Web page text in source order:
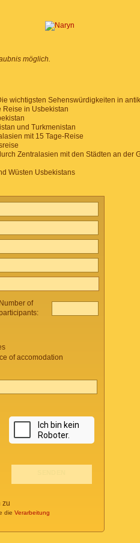
möglich.
wichtigsten Sehenswürdigkeiten in
Reise in Usbekistan
und Turkmenistan
mit 15 Tage-Reise
Zentralasien mit den Städten an der
Wüsten Usbekistans
Number of
of accomodation
zu
die Verarbeitung